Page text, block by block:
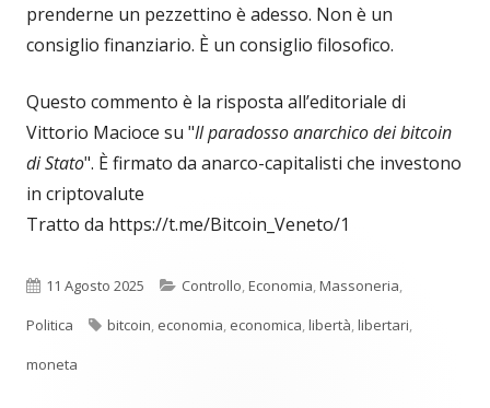
prenderne un pezzettino è adesso. Non è un
consiglio finanziario. È un consiglio filosofico.
Questo commento è la risposta all’editoriale di
Vittorio Macioce su "Il paradosso anarchico dei bitcoin
di Stato". È firmato da anarco-capitalisti che investono
in criptovalute
Tratto da https://t.me/Bitcoin_Veneto/1
Pubblicato
11 Agosto 2025 Categorie
Controllo,Economia,Massoneria,
Politica
Tag
bitcoin, economia, economica,libertà,libertari,
moneta